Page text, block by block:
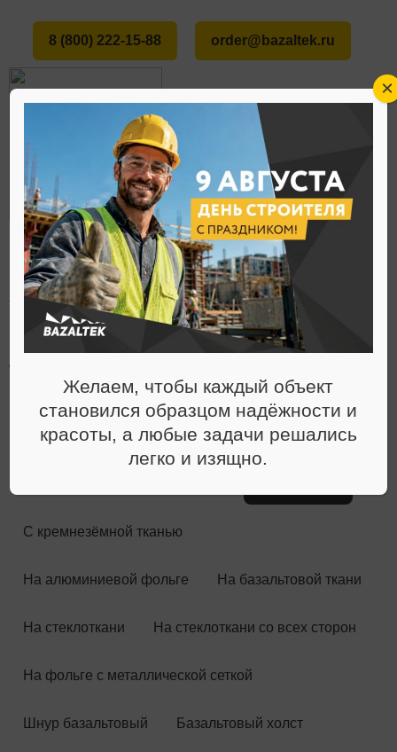
8 (800) 222-15-88 order@bazaltek.ru
ГЛАВНАЯ
ПРОДУКЦИЯ
ТЕПЛОИЗОЛЯЦИОННЫЕ МАТЕРИАЛЫ
БЕЗ ОБКЛАДКИ
Теплоизоляционные
материалы
С кремнезёмной тканью
На алюминиевой фольге На базальтовой ткани
На стеклоткани На стеклоткани со всех сторон
На фольге с металлической сеткой
Шнур базальтовый Базальтовый холст
Желаем, чтобы каждый объект
становился образцом надёжности и
красоты, а любые задачи решались
легко и изящно.
×